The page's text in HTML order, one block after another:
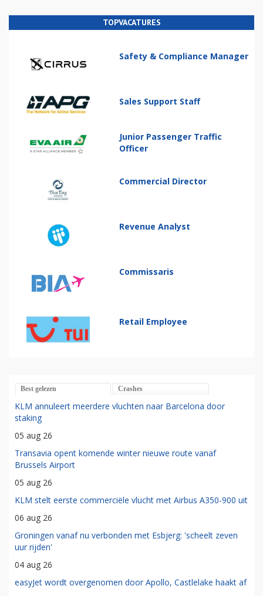
TOPVACATURES
Safety & Compliance Manager
Sales Support Staff
Junior Passenger Traffic
Officer
Commercial Director
Revenue Analyst
Commissaris
Retail Employee
Best gelezen Crashes
KLM annuleert meerdere vluchten naar Barcelona door
staking
05 aug 26
Transavia opent komende winter nieuwe route vanaf
Brussels Airport
05 aug 26
KLM stelt eerste commerciële vlucht met Airbus A350-900 uit
06 aug 26
Groningen vanaf nu verbonden met Esbjerg: 'scheelt zeven
uur rijden'
04 aug 26
easyJet wordt overgenomen door Apollo, Castlelake haakt af